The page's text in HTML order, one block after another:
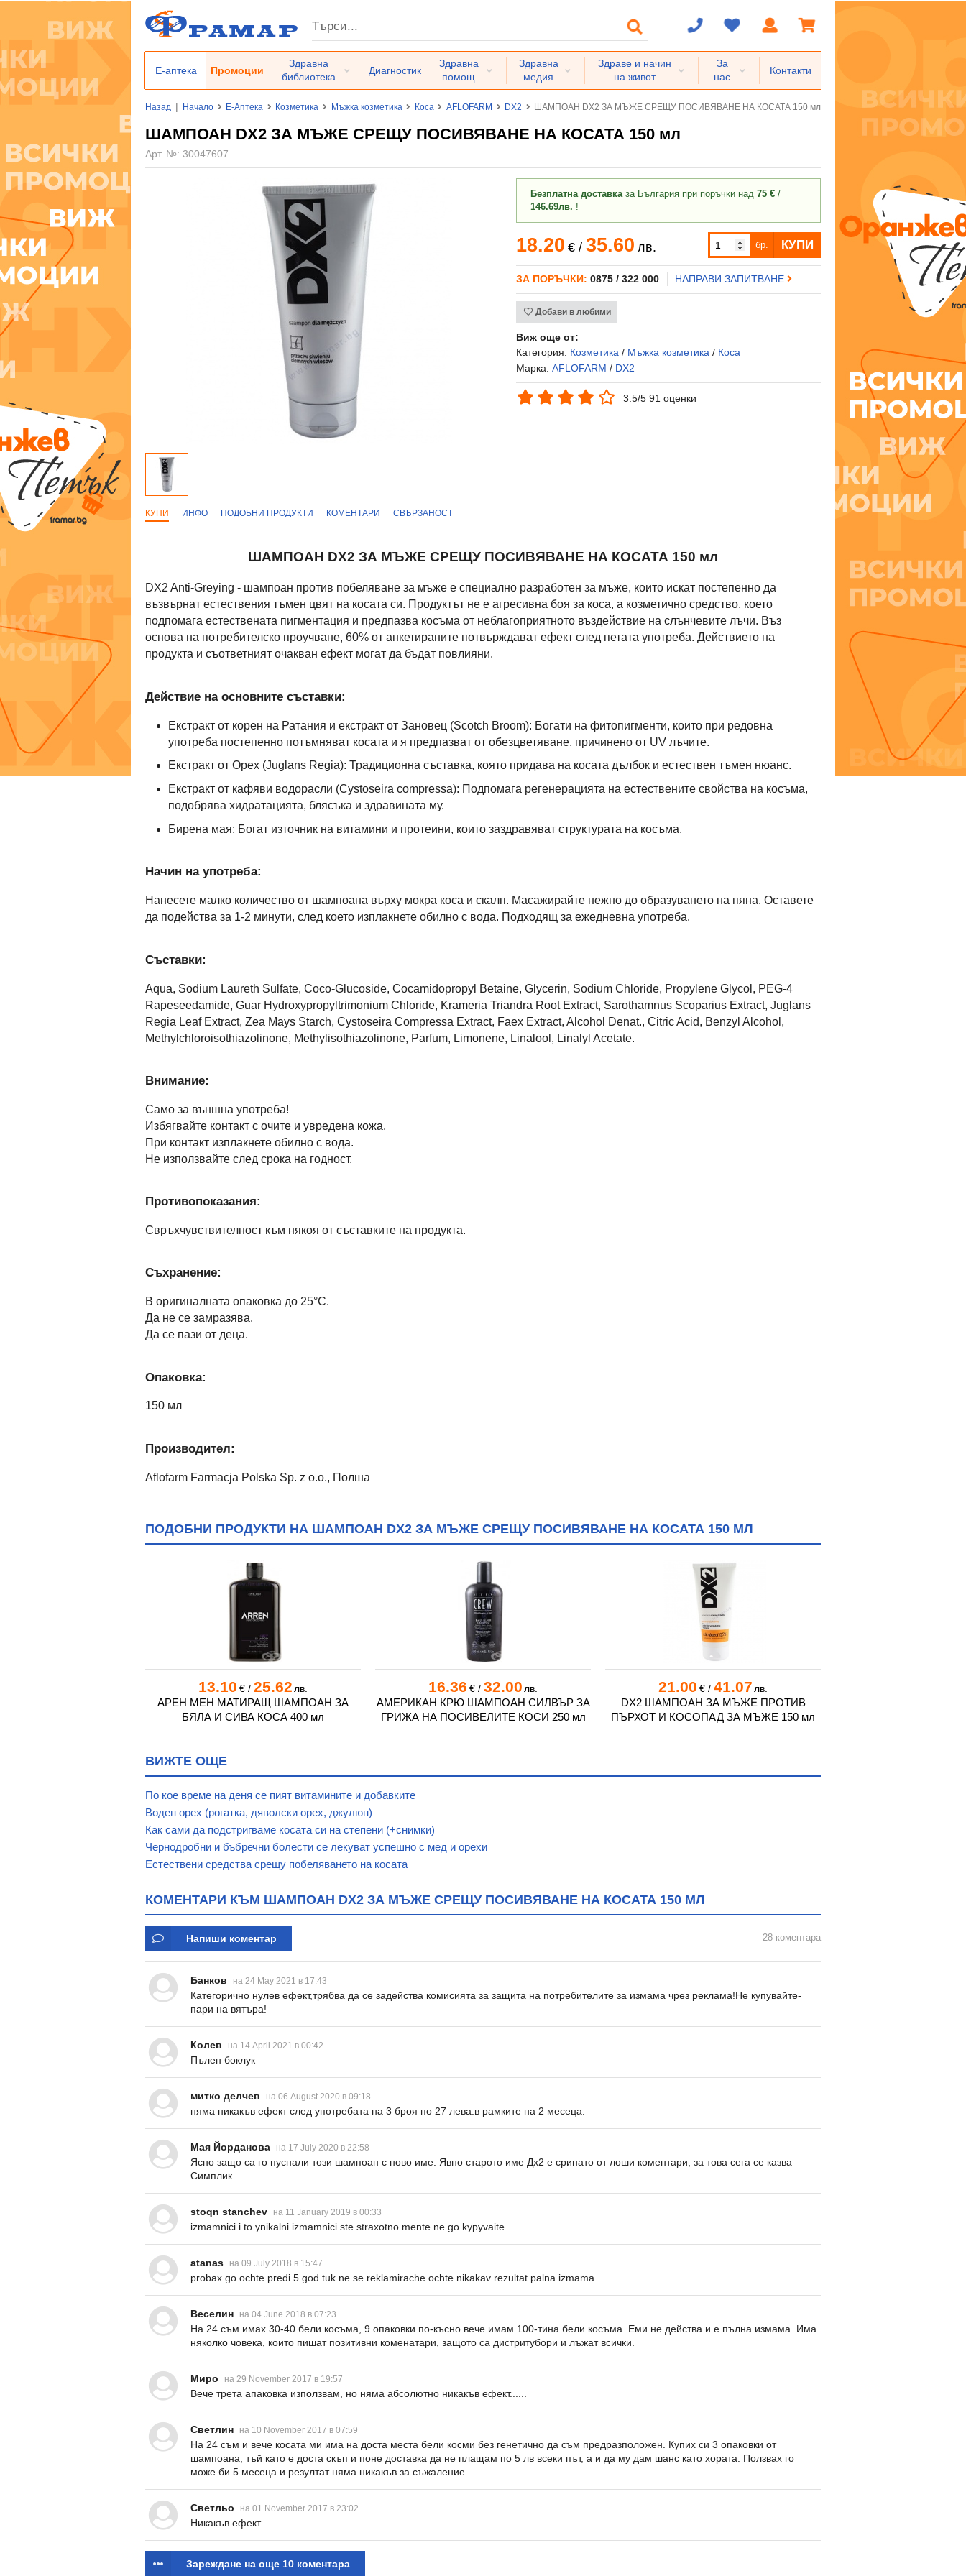
Е-аптека Промоции
Здравна
библиотека
Диагностик
Здравна
помощ
Здравна
медия
Здраве и начин
на живот
За
нас
Контакти
Назад | Начало Е-Аптека Козметика Мъжка козметика Коса AFLOFARM DX2 ШАМПОАН DX2 ЗА МЪЖЕ СРЕЩУ ПОСИВЯВАНЕ НА КОСАТА 150 мл
ШАМПОАН DX2 ЗА МЪЖЕ СРЕЩУ ПОСИВЯВАНЕ НА КОСАТА 150 мл
Арт. №: 30047607
Безплатна доставказа България при поръчки над 75 € /
146.69лв. !
18.20 €/ 35.60 лв. бр. КУПИ
ЗА ПОРЪЧКИ: 0875 / 322 000 НАПРАВИ ЗАПИТВАНЕ
Добави в любими
Виж още от:
Категория: Козметика / Мъжка козметика / Коса
Марка:AFLOFARM / DX2
3.5/5 91 оценки
КУПИ ИНФО ПОДОБНИ ПРОДУКТИ КОМЕНТАРИ СВЪРЗАНОСТ
ШАМПОАН DX2 ЗА МЪЖЕ СРЕЩУ ПОСИВЯВАНЕ НА КОСАТА 150 мл
DX2 Anti-Greying - шампоан против побеляване за мъже е специално разработен за мъже, които искат постепенно да
възвърнат естествения тъмен цвят на косата си. Продуктът не е агресивна боя за коса, а козметично средство, което
подпомага естествената пигментация и предпазва косъма от неблагоприятното въздействие на слънчевите лъчи. Въз
основа на потребителско проучване, 60% от анкетираните потвърждават ефект след петата употреба. Действието на
продукта и съответният очакван ефект могат да бъдат повлияни.
Действие на основните съставки:
Екстракт от корен на Ратания и екстракт от Зановец (Scotch Broom): Богати на фитопигменти, които при редовна
употреба постепенно потъмняват косата и я предпазват от обезцветяване, причинено от UV лъчите.
Екстракт от Орех (Juglans Regia): Традиционна съставка, която придава на косата дълбок и естествен тъмен нюанс.
Екстракт от кафяви водорасли (Cystoseira compressa): Подпомага регенерацията на естествените свойства на косъма,
подобрява хидратацията, блясъка и здравината му.
Бирена мая: Богат източник на витамини и протеини, които заздравяват структурата на косъма.
Начин на употреба:
Нанесете малко количество от шампоана върху мокра коса и скалп. Масажирайте нежно до образуването на пяна. Оставете
да подейства за 1-2 минути, след което изплакнете обилно с вода. Подходящ за ежедневна употреба.
Съставки:
Aqua, Sodium Laureth Sulfate, Coco-Glucoside, Cocamidopropyl Betaine, Glycerin, Sodium Chloride, Propylene Glycol, PEG-4
Rapeseedamide, Guar Hydroxypropyltrimonium Chloride, Krameria Triandra Root Extract, Sarothamnus Scoparius Extract, Juglans
Regia Leaf Extract, Zea Mays Starch, Cystoseira Compressa Extract, Faex Extract, Alcohol Denat., Citric Acid, Benzyl Alcohol,
Methylchloroisothiazolinone, Methylisothiazolinone, Parfum, Limonene, Linalool, Linalyl Acetate.
Внимание:
Само за външна употреба!
Избягвайте контакт с очите и увредена кожа.
При контакт изплакнете обилно с вода.
Не използвайте след срока на годност.
Противопоказания:
Свръхчувствителност към някоя от съставките на продукта.
Съхранение:
В оригиналната опаковка до 25°C.
Да не се замразява.
Да се пази от деца.
Опаковка:
150 мл
Производител:
Aflofarm Farmacja Polska Sp. z o.o., Полша
ПОДОБНИ ПРОДУКТИ НА ШАМПОАН DX2 ЗА МЪЖЕ СРЕЩУ ПОСИВЯВАНЕ НА КОСАТА 150 МЛ
13.10 €/ 25.62 лв.
АРЕН МЕН МАТИРАЩ ШАМПОАН ЗА
БЯЛА И СИВА КОСА 400 мл
16.36 €/ 32.00 лв.
АМЕРИКАН КРЮ ШАМПОАН СИЛВЪР ЗА
ГРИЖА НА ПОСИВЕЛИТЕ КОСИ 250 мл
21.00 €/ 41.07 лв.
DX2 ШАМПОАН ЗА МЪЖЕ ПРОТИВ
ПЪРХОТ И КОСОПАД ЗА МЪЖЕ 150 мл
ВИЖТЕ ОЩЕ
По кое време на деня се пият витамините и добавките
Воден орех (рогатка, дяволски орех, джулюн)
Как сами да подстригваме косата си на степени (+снимки)
Чернодробни и бъбречни болести се лекуват успешно с мед и орехи
Естествени средства срещу побеляването на косата
КОМЕНТАРИ КЪМ ШАМПОАН DX2 ЗА МЪЖЕ СРЕЩУ ПОСИВЯВАНЕ НА КОСАТА 150 МЛ
Напиши коментар 28 коментара
Банков на 24 May 2021 в 17:43
Категорично нулев ефект,трябва да се задейства комисията за защита на потребителите за измама чрез реклама!Не купувайте-
пари на вятъра!
Колев на 14 April 2021 в 00:42
Пълен боклук
митко делчев на 06 August 2020 в 09:18
няма никакъв ефект след употребата на 3 броя по 27 лева.в рамките на 2 месеца.
Мая Йорданова на 17 July 2020 в 22:58
Ясно защо са го пуснали този шампоан с ново име. Явно старото име Дх2 е сринато от лоши коментари, за това сега се казва
Симплик.
stoqn stanchev на 11 January 2019 в 00:33
izmamnici i to ynikalni izmamnici ste straxotno mente ne go kypyvaite
atanas на 09 July 2018 в 15:47
probax go ochte predi 5 god tuk ne se reklamirache ochte nikakav rezultat palna izmama
Веселин на 04 June 2018 в 07:23
На 24 съм имах 30-40 бели косъма, 9 опаковки по-късно вече имам 100-тина бели косъма. Еми не действа и е пълна измама. Има
няколко човека, които пишат позитивни коменатари, защото са дистритубори и лъжат всички.
Миро на 29 November 2017 в 19:57
Вече трета апаковка използвам, но няма абсолютно никакъв ефект......
Светлин на 10 November 2017 в 07:59
На 24 съм и вече косата ми има на доста места бели косми без генетично да съм предразположен. Купих си 3 опаковки от
шампоана, тъй като е доста скъп и поне доставка да не плащам по 5 лв всеки път, а и да му дам шанс като хората. Ползвах го
може би 5 месеца и резултат няма никакъв за съжаление.
Светльо на 01 November 2017 в 23:02
Никакъв ефект
Зареждане на още 10 коментара